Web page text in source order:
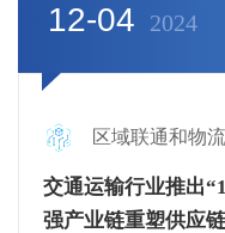
12-04 2024
区域联通和物流
交通运输行业推出
强产业链重塑供应